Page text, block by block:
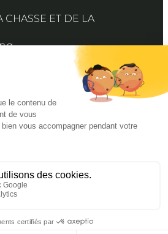
CHASSE ET DE LA
nous
PAR MAGINA. TOUS
LÉGALES